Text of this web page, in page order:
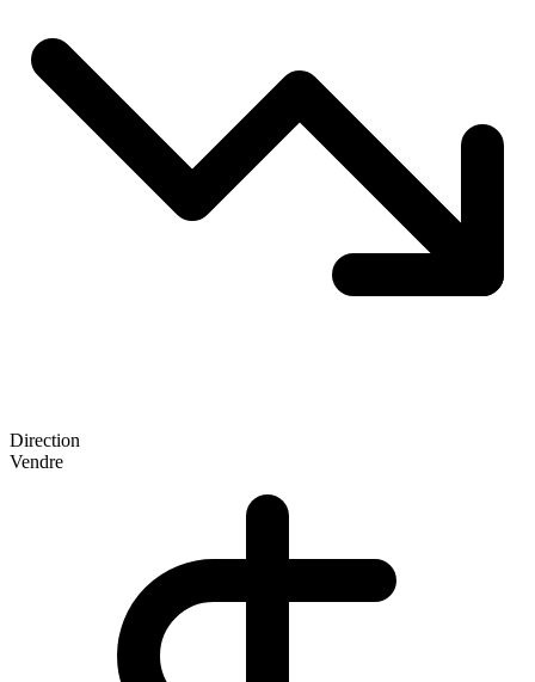
Direction
Vendre